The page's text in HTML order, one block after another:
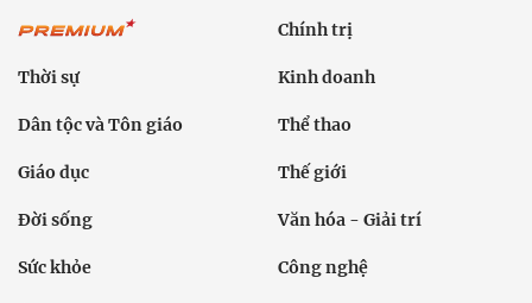
Chính trị
Thời sự Kinh doanh
Dân tộc và Tôn giáo Thể thao
Giáo dục Thế giới
Đời sống Văn hóa - Giải trí
Sức khỏe Công nghệ